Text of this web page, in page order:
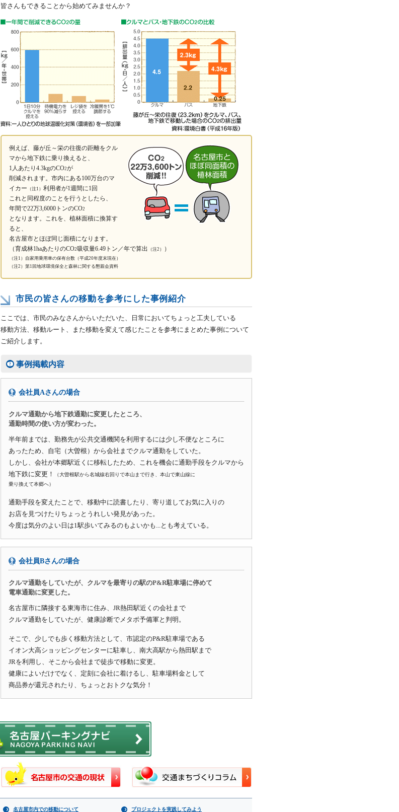
皆さんもできることから始めてみませんか？
例えば、藤が丘～栄の往復の距離をクル
マから地下鉄に乗り換えると、
1人あたり4.3kgのCO2が
削減されます。市内にある100万台のマ
イカー （注1） 利用者が1週間に1回
これと同程度のことを行うとしたら、
年間で22万3,6000トンのCO2
となります。これを、植林面積に換算す
ると、
名古屋市とほぼ同じ面積になります。
（育成林1haあたりのCO2吸収量6.49トン／年で算出 （注2） ）
（注1）自家用乗用車の保有台数（平成20年度末現在）
（注2）第1回地球環境保全と森林に関する懇親会資料
市民の皆さんの移動を参考にした事例紹介
ここでは、市民のみなさんからいただいた、日常においてちょっと工夫している
移動方法、移動ルート、また移動を変えて感じたことを参考にまとめた事例について
ご紹介します。
事例掲載内容
会社員Aさんの場合
クルマ通勤から地下鉄通勤に変更したところ、
通勤時間の使い方が変わった。
半年前までは、勤務先が公共交通機関を利用するには少し不便なところに
あったため、自宅（大曽根）から会社までクルマ通勤をしていた。
しかし、会社が本郷駅近くに移転したため、これを機会に通勤手段をクルマから
地下鉄に変更！
（大曽根駅から名城線右回りで本山まで行き、本山で東山線に
乗り換えて本郷へ）
通勤手段を変えたことで、移動中に読書したり、寄り道してお気に入りの
お店を見つけたりちょっとうれしい発見があった。
今度は気分のよい日は1駅歩いてみるのもよいかも...とも考えている。
会社員Bさんの場合
クルマ通勤をしていたが、クルマを最寄りの駅のP&R駐車場に停めて
電車通勤に変更した。
名古屋市に隣接する東海市に住み、JR熱田駅近くの会社まで
クルマ通勤をしていたが、健康診断でメタボ予備軍と判明。
そこで、少しでも歩く移動方法として、市認定のP&R駐車場である
イオン大高ショッピングセンターに駐車し、南大高駅から熱田駅まで
JRを利用し、そこから会社まで徒歩で移動に変更。
健康によいだけでなく、定刻に会社に着けるし、駐車場料金として
商品券が還元されたり、ちょっとおトクな気分！
名古屋市内での移動について プロジェクトを実践してみよう